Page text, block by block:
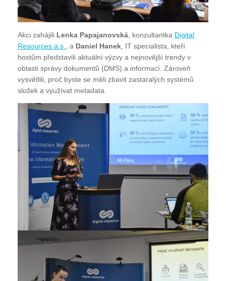
Akci zahájili Lenka Papajanovská, konzultantka Digital
Resources a.s., a Daniel Hanek, IT specialista, kteří
hostům představili aktuální výzvy a nejnovější trendy v
oblasti správy dokumentů (DMS) a informací. Zároveň
vysvětlili, proč byste se měli zbavit zastaralých systémů
složek a využívat metadata.